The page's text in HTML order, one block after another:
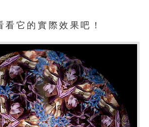
它的實際效果吧！